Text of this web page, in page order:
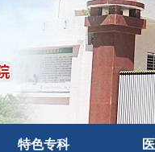
特色专科